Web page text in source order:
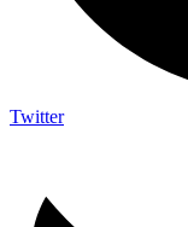
Twitter